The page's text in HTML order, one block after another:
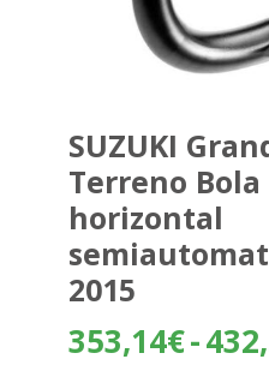
SUZUKI
Terreno
horizontal
2015
353,14€-